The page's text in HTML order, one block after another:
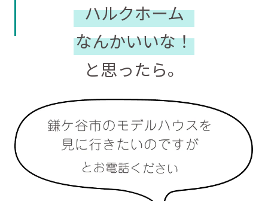
ハルクホーム
なんかいいな！
と思ったら。